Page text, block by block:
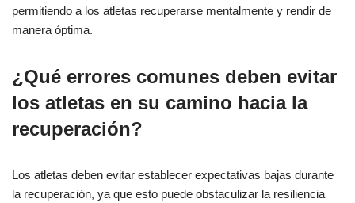
permitiendo a los atletas recuperarse mentalmente y rendir de
manera óptima.
¿Qué errores comunes deben evitar
los atletas en su camino hacia la
recuperación?
Los atletas deben evitar establecer expectativas bajas durante
la recuperación, ya que esto puede obstaculizar la resiliencia